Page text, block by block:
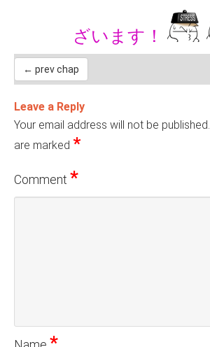
ざいます！
← prev chap
Leave a Reply
Your email address will not be published.
are marked *
Comment *